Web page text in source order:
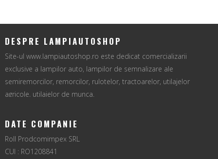
DESPRE LAMPIAUTOSHOP
Site-ul www.lampiautoshop.ro este dedicat comercializarii
exclusive a lampilor auto, lampilor de semnalizare ale
semiremorcilor, remorcilor, rulotelor, tractoarelor, utilajelor
agricole, utilajelor de munca.
DATE COMPANIE
Roll Prodcomimpex SRL
CUI : RO1208841